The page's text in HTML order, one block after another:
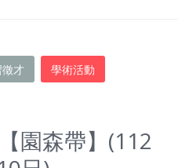
才 學術活動
園森帶】(112